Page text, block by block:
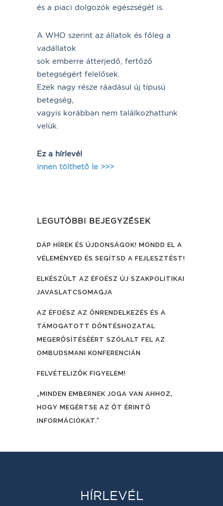
és a piaci dolgozók egészségét is.
A WHO szerint az állatok és főleg a
vadállatok
sok emberre átterjedő, fertőző
betegségért felelősek.
Ezek nagy része ráadásul új típusú
betegség,
vagyis korábban nem találkozhattunk
velük.
Ez a hírlevél
innen tölthető le >>>
LEGUTÓBBI BEJEGYZÉSEK
DÁP HÍREK ÉS ÚJDONSÁGOK! MONDD EL A
VÉLEMÉNYED ÉS SEGÍTSD A FEJLESZTÉST!
ELKÉSZÜLT AZ ÉFOÉSZ ÚJ SZAKPOLITIKAI
JAVASLATCSOMAGJA
AZ ÉFOÉSZ AZ ÖNRENDELKEZÉS ÉS A
TÁMOGATOTT DÖNTÉSHOZATAL
MEGERŐSÍTÉSÉÉRT SZÓLALT FEL AZ
OMBUDSMANI KONFERENCIÁN
FELVÉTELIZŐK FIGYELEM!
„MINDEN EMBERNEK JOGA VAN AHHOZ,
HOGY MEGÉRTSE AZ ŐT ÉRINTŐ
INFORMÁCIÓKAT.”
HÍRLEVÉL